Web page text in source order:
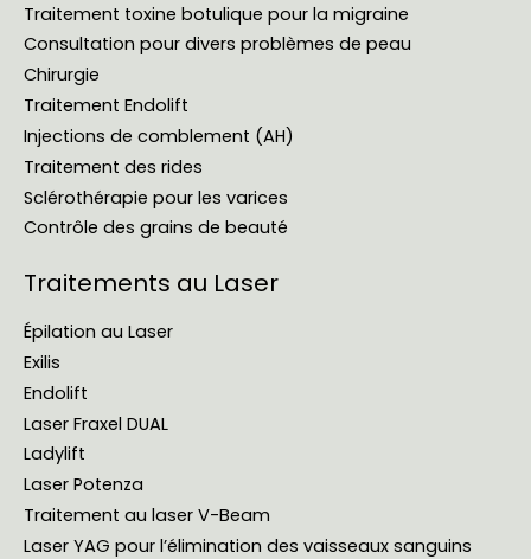
Traitement toxine botulique pour la migraine
Consultation pour divers problèmes de peau
Chirurgie
Traitement Endolift
Injections de comblement (AH)
Traitement des rides
Sclérothérapie pour les varices
Contrôle des grains de beauté
Traitements au Laser
Épilation au Laser
Exilis
Endolift
Laser Fraxel DUAL
Ladylift
Laser Potenza
Traitement au laser V-Beam
Laser YAG pour l’élimination des vaisseaux sanguins